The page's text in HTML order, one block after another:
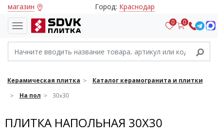
магазин Город: Краснодар
0 0
Керамическая плитка
Каталог керамогранита и плитки
На пол
30x30
ПЛИТКА НАПОЛЬНАЯ 30X30